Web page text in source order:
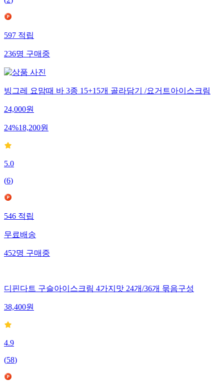
(2)
597적립
236명구매중
빙그레 요맘때 바 3종 15+15개 골라담기 /요거트아이스크림
24,000원
24%18,200원
5.0
(6)
546적립
무료배송
452명구매중
디핀다트 구슬아이스크림 4가지맛 24개/36개 묶음구성
38,400원
4.9
(58)